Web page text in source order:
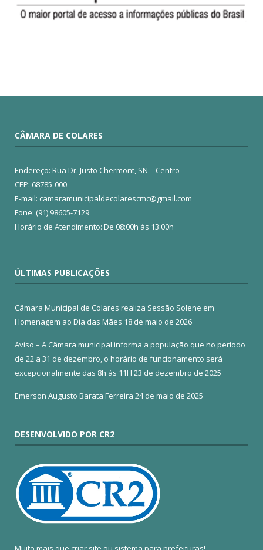
CÂMARA DE COLARES
Endereço: Rua Dr. Justo Chermont, SN – Centro
CEP: 68785-000
E-mail: camaramunicipaldecolarescmc@gmail.com
Fone: (91) 98605-7129
Horário de Atendimento: De 08:00h às 13:00h
ÚLTIMAS PUBLICAÇÕES
Câmara Municipal de Colares realiza Sessão Solene em
Homenagem ao Dia das Mães 18 de maio de 2026
Aviso – A Câmara municipal informa a população que no período
de 22 a 31 de dezembro, o horário de funcionamento será
excepcionalmente das 8h às 11H 23 de dezembro de 2025
Emerson Augusto Barata Ferreira 24 de maio de 2025
DESENVOLVIDO POR CR2